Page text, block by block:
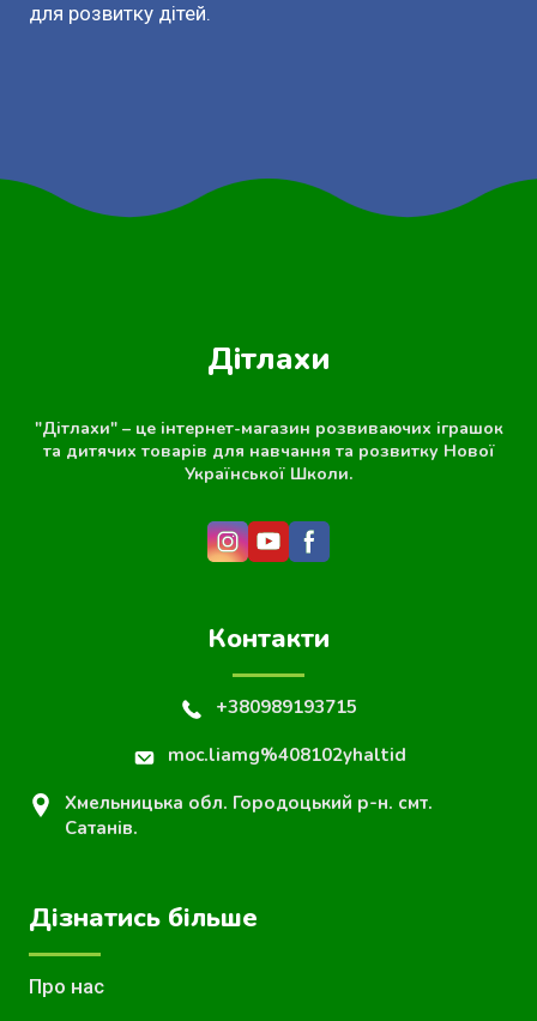
для розвитку дітей.
Дітлахи
"Дітлахи" – це інтернет-магазин розвиваючих іграшок
та дитячих товарів для навчання та розвитку Нової
Української Школи.
Контакти
+380989193715
moc.liamg%408102yhaltid
Хмельницька обл. Городоцький р-н. смт.
Сатанів.
Дізнатись більше
Про нас